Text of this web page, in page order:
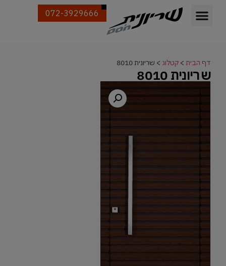
072-3929666
דף הבית > קטלוג > שריונית 8010
שריונית 8010